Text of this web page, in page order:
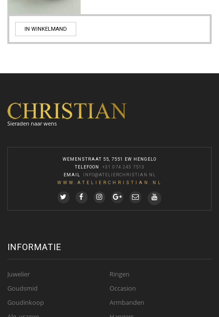
IN WINKELMAND
Sieraden naar wens
WEMENSTRAAT 55, 7551 EW HENGELO
TELEFOON
+31 074 243 7513
EMAIL
INFO@ATELIERCHRISTIAN.NL
WWW.ATELIERCHRISTIAN.NL
INFORMATIE
Juwelier
Goudsmid
Goudinkoop
Ringen
Occasion
Armbanden